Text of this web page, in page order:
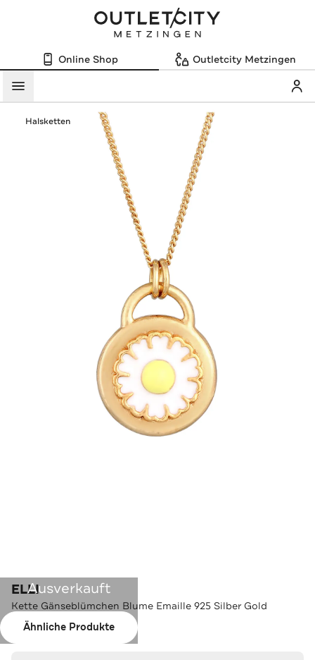
Online Shop Outletcity Metzingen
Menü
Halsketten
Ausverkauft
Ähnliche Produkte
ELLI
Kette Gänseblümchen Blume Emaille 925 Silber Gold
Farbe:Gold